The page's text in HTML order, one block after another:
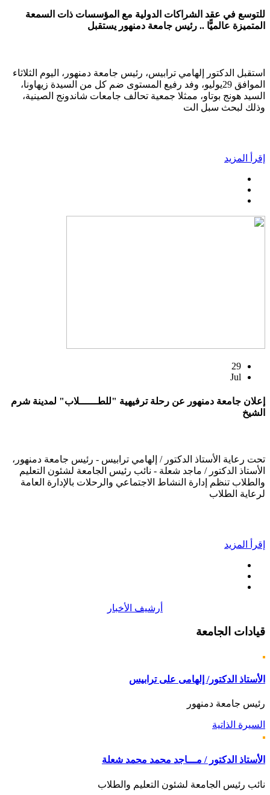
للتوسع في عقد الشراكات الدولية مع المؤسسات ذات السمعة
المتميزة عالميًّا .. رئيس جامعة دمنهور يستقبل
استقبل الدكتور إلهامي ترابيس، رئيس جامعة دمنهور، اليوم الثلاثاء
الموافق 29يوليو، وفد رفيع المستوى ضم كل من السيدة زيهاونا،
السيد هونج بوتاو، ممثلا جمعية تحالف جامعات شاندونج الصينية،
وذلك لبحث سبل الت
إقرأ المزيد
29
Jul
إعلان جامعة دمنهور عن رحلة ترفيهية "للطــــــلاب" لمدينة شرم
الشيخ
تحت رعاية الأستاذ الدكتور / إلهامي ترابيس - رئيس جامعة دمنهور،
الأستاذ الدكتور / ماجد شعلة - نائب رئيس الجامعة لشئون التعليم
والطلاب تنظم إدارة النشاط الاجتماعي والرحلات بالإدارة العامة
لرعاية الطلاب
إقرأ المزيد
أرشيف الأخبار
قيادات الجامعة
الأستاذ الدكتور/ إلهامى على ترابيس
رئيس جامعة دمنهور
السيرة الذاتية
الأستاذ الدكتور / مـــاجد محمد محمد شعلة
نائب رئيس الجامعة لشئون التعليم والطلاب